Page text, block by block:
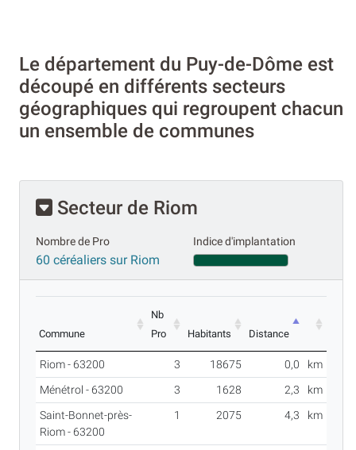
Le département du Puy-de-Dôme est
découpé en différents secteurs
géographiques qui regroupent chacun
un ensemble de communes
Secteur de Riom
Nombre de Pro
60 céréaliers sur Riom
Indice d'implantation
Commune
Nb
Pro
Habitants Distance
Riom - 63200 3 18675 0,0
km
Ménétrol - 63200
3 1628 2,3
km
Saint-Bonnet-près-
Riom - 63200
1 2075 4,3 km